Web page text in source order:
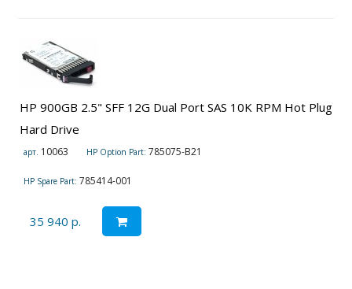
HP 900GB 2.5" SFF 12G Dual Port SAS 10K RPM Hot Plug
Hard Drive
арт. 10063 HP Option Part: 785075-B21
HP Spare Part: 785414-001
35 940 р.